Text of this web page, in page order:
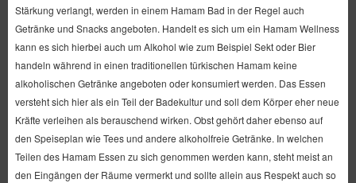
Stärkung verlangt, werden in einem Hamam Bad in der Regel auch
Getränke und Snacks angeboten. Handelt es sich um ein Hamam Wellness
kann es sich hierbei auch um Alkohol wie zum Beispiel Sekt oder Bier
handeln während in einen traditionellen türkischen Hamam keine
alkoholischen Getränke angeboten oder konsumiert werden. Das Essen
versteht sich hier als ein Teil der Badekultur und soll dem Körper eher neue
Kräfte verleihen als berauschend wirken. Obst gehört daher ebenso auf
den Speiseplan wie Tees und andere alkoholfreie Getränke. In welchen
Teilen des Hamam Essen zu sich genommen werden kann, steht meist an
den Eingängen der Räume vermerkt und sollte allein aus Respekt auch so